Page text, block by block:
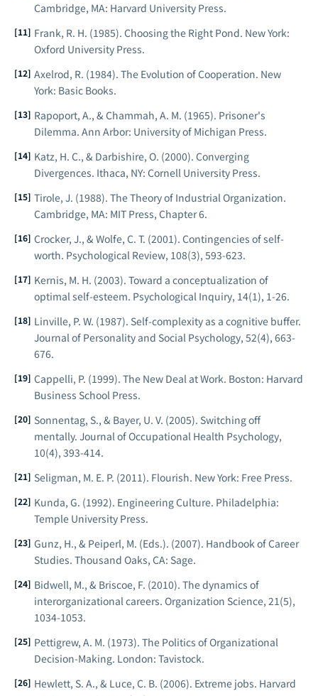
Cambridge, MA: Harvard University Press.
Frank, R. H. (1985). Choosing the Right Pond. New York:
Oxford University Press.
Axelrod, R. (1984). The Evolution of Cooperation. New
York: Basic Books.
Rapoport, A., & Chammah, A. M. (1965). Prisoner's
Dilemma. Ann Arbor: University of Michigan Press.
Katz, H. C., & Darbishire, O. (2000). Converging
Divergences. Ithaca, NY: Cornell University Press.
Tirole, J. (1988). The Theory of Industrial Organization.
Cambridge, MA: MIT Press, Chapter 6.
Crocker, J., & Wolfe, C. T. (2001). Contingencies of self-
worth. Psychological Review, 108(3), 593-623.
Kernis, M. H. (2003). Toward a conceptualization of
optimal self-esteem. Psychological Inquiry, 14(1), 1-26.
Linville, P. W. (1987). Self-complexity as a cognitive buffer.
Journal of Personality and Social Psychology, 52(4), 663-
676.
Cappelli, P. (1999). The New Deal at Work. Boston: Harvard
Business School Press.
Sonnentag, S., & Bayer, U. V. (2005). Switching off
mentally. Journal of Occupational Health Psychology,
10(4), 393-414.
Seligman, M. E. P. (2011). Flourish. New York: Free Press.
Kunda, G. (1992). Engineering Culture. Philadelphia:
Temple University Press.
Gunz, H., & Peiperl, M. (Eds.). (2007). Handbook of Career
Studies. Thousand Oaks, CA: Sage.
Bidwell, M., & Briscoe, F. (2010). The dynamics of
interorganizational careers. Organization Science, 21(5),
1034-1053.
Pettigrew, A. M. (1973). The Politics of Organizational
Decision-Making. London: Tavistock.
Hewlett, S. A., & Luce, C. B. (2006). Extreme jobs. Harvard